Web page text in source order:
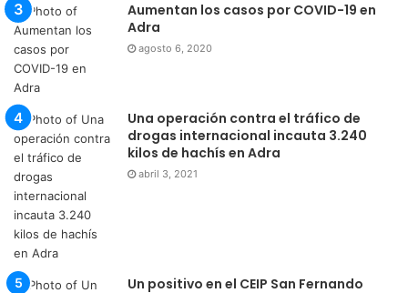
Aumentan los casos por COVID-19 en
Adra
agosto 6, 2020
Una operación contra el tráfico de
drogas internacional incauta 3.240
kilos de hachís en Adra
abril 3, 2021
Un positivo en el CEIP San Fernando